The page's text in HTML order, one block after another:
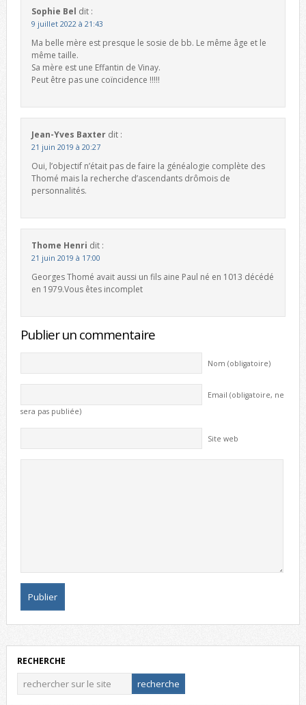
Sophie Bel dit :
9 juillet 2022 à 21:43
Ma belle mère est presque le sosie de bb. Le même âge et le
même taille.
Sa mère est une Effantin de Vinay.
Peut être pas une coïncidence !!!!!
Jean-Yves Baxter dit :
21 juin 2019 à 20:27
Oui, l’objectif n’était pas de faire la généalogie complète des
Thomé mais la recherche d’ascendants drômois de
personnalités.
Thome Henri dit :
21 juin 2019 à 17:00
Georges Thomé avait aussi un fils aine Paul né en 1013 décédé
en 1979.Vous êtes incomplet
Publier un commentaire
Nom (obligatoire)
Email (obligatoire, ne
sera pas publiée)
Site web
RECHERCHE